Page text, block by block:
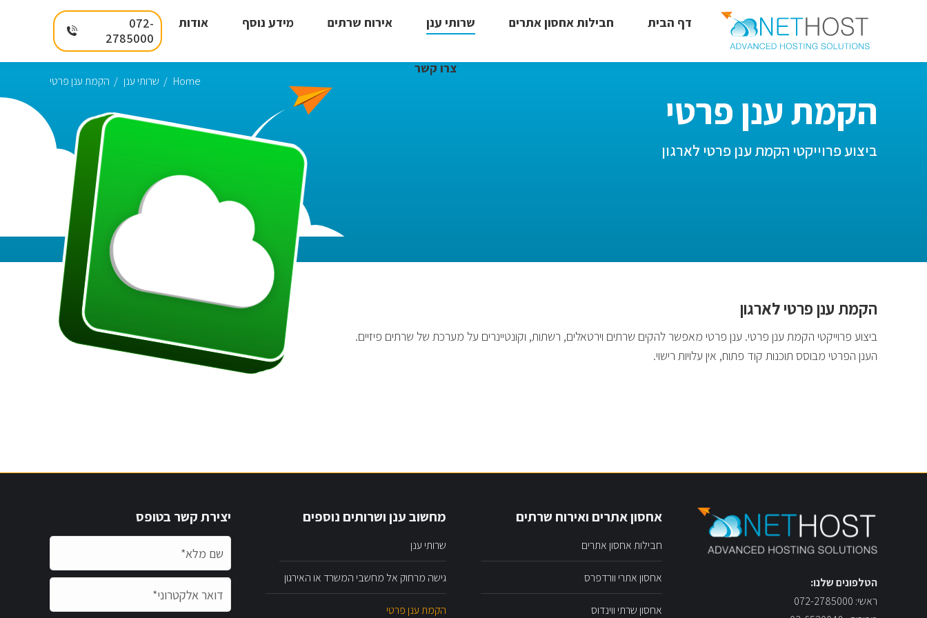
דף הבית חבילות אחסון אתרים שרותי ענן אירוח שרתים מידע נוסף אודות
צרו קשר
072-
2785000
הקמת ענן פרטי
ביצוע פרוייקטי הקמת ענן פרטי לארגון
You are here: Home שרותי ענן הקמת ענן פרטי
הקמת ענן פרטי לארגון
ביצוע פרוייקטי הקמת ענן פרטי. ענן פרטי מאפשר להקים שרתים וירטאלים, רשתות, וקונטיינרים על מערכת של שרתים פיזיים.
הענן הפרטי מבוסס תוכנות קוד פתוח, אין עלויות רישוי.
הטלפונים שלנו:
ראשי: 072-2785000
אחסון אתרים ואירוח שרתים
חבילות אחסון אתרים
אחסון אתרי וורדפרס
אחסון שרתי ווינדוס
מחשוב ענן ושרותים נוספים
שרותי ענן
גישה מרחוק אל מחשבי המשרד או האירגון
הקמת ענן פרטי
יצירת קשר בטופס